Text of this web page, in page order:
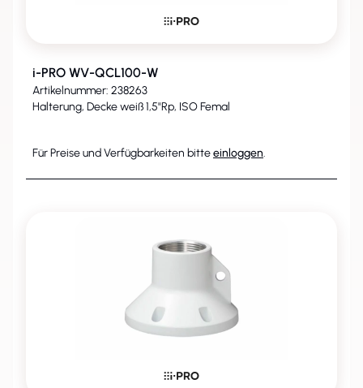
i-PRO WV-QCL100-W
Artikelnummer: 238263
Halterung, Decke weiß 1,5"Rp, ISO Femal
Für Preise und Verfügbarkeiten bitteeinloggen.